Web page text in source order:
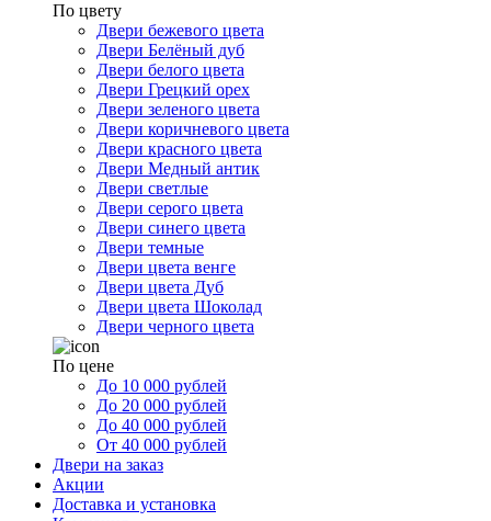
По цвету
Двери бежевого цвета
Двери Белёный дуб
Двери белого цвета
Двери Грецкий орех
Двери зеленого цвета
Двери коричневого цвета
Двери красного цвета
Двери Медный антик
Двери светлые
Двери серого цвета
Двери синего цвета
Двери темные
Двери цвета венге
Двери цвета Дуб
Двери цвета Шоколад
Двери черного цвета
По цене
До 10 000 рублей
До 20 000 рублей
До 40 000 рублей
От 40 000 рублей
Двери на заказ
Акции
Доставка и установка